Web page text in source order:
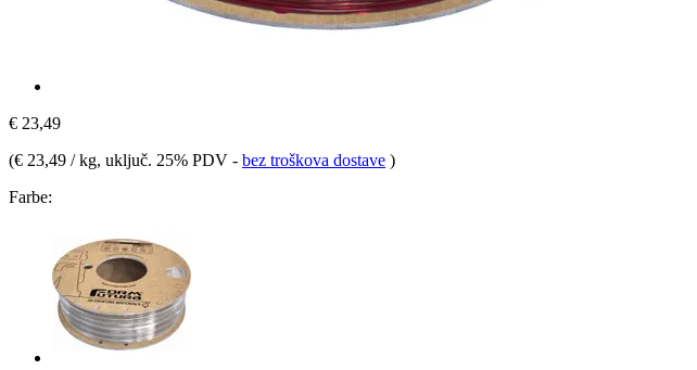
€ 23,49
(€ 23,49 / kg, uključ. 25% PDV - bez troškova dostave )
Farbe: